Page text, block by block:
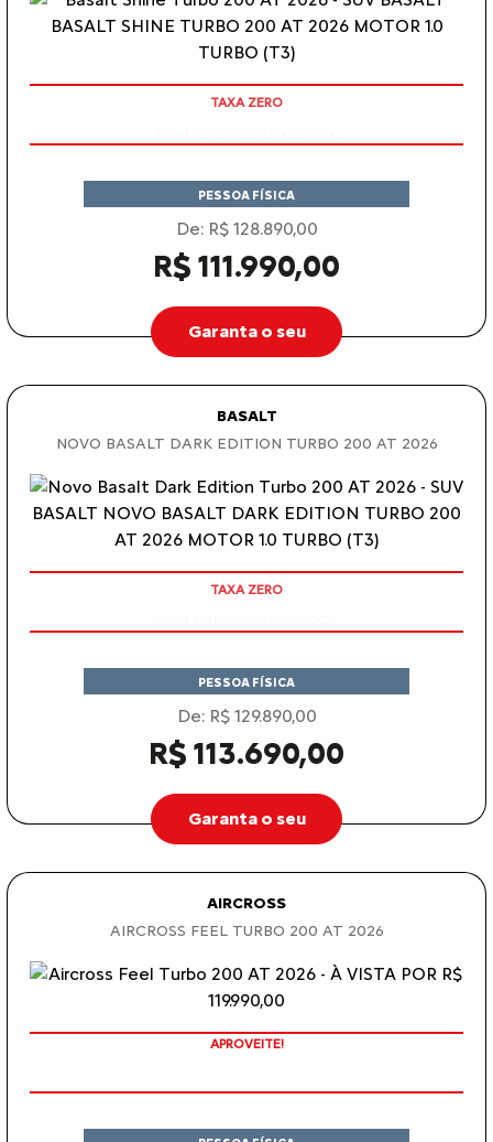
COM SEU USADO NA TROCA
PESSOA FÍSICA
De: R$ 128.890,00
R$ 111.990,00
Garanta o seu
BASALT
NOVO BASALT DARK EDITION TURBO 200 AT 2026
COM SEU USADO NA TROCA
PESSOA FÍSICA
De: R$ 129.890,00
R$ 113.690,00
Garanta o seu
AIRCROSS
AIRCROSS FEEL TURBO 200 AT 2026
APROVEITE!